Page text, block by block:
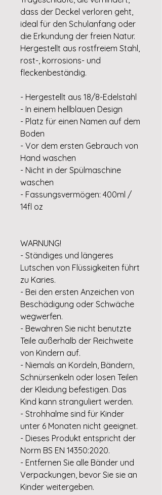
dass der Deckel verloren geht,
ideal für den Schulanfang oder
die Erkundung der freien Natur.
Hergestellt aus rostfreiem Stahl,
rost-, korrosions- und
fleckenbeständig.
- Hergestellt aus 18/8-Edelstahl
- In einem hellblauen Design
- Platz für einen Namen auf dem
Boden
- Vor dem ersten Gebrauch von
Hand waschen
- Nicht in der Spülmaschine
waschen
- Fassungsvermögen: 400ml /
14fl oz
WARNUNG!
- Ständiges und längeres
Lutschen von Flüssigkeiten führt
zu Karies.
- Bei den ersten Anzeichen von
Beschädigung oder Schwäche
wegwerfen.
- Bewahren Sie nicht benutzte
Teile außerhalb der Reichweite
von Kindern auf.
- Niemals an Kordeln, Bändern,
Schnürsenkeln oder losen Teilen
der Kleidung befestigen. Das
Kind kann stranguliert werden.
- Strohhalme sind für Kinder
unter 6 Monaten nicht geeignet.
- Dieses Produkt entspricht der
Norm BS EN 14350:2020.
- Entfernen Sie alle Bänder und
Verpackungen, bevor Sie sie an
Kinder weitergeben.